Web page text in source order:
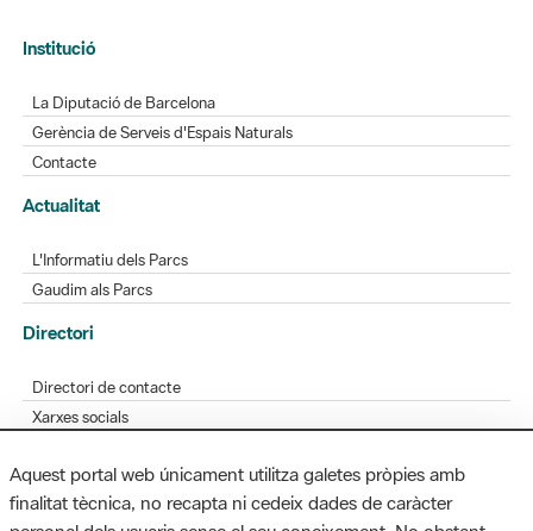
Institució
La Diputació de Barcelona
Gerència de Serveis d'Espais Naturals
Contacte
Actualitat
L'Informatiu dels Parcs
Gaudim als Parcs
Directori
Directori de contacte
Xarxes socials
Bústia de suggeriments
Opineu sobre els parcs
Aquest portal web únicament utilitza galetes pròpies amb
finalitat tècnica, no recapta ni cedeix dades de caràcter